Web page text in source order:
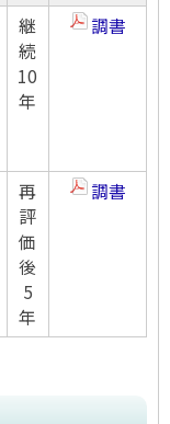
継
続
10
年
調書
再
評
価
後
5
年
調書